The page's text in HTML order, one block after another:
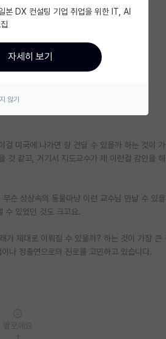
걸 미국에 나가면 잘 견딜 수 있을까 하는 것이
것 같고, 거기서 지도교수가 제 이런걸 감안을
슨 상상속의 동물마냥 이런 교수님 만날 수 있
수 있었던 것도 크고요.
가 제대로 이뤄질 수 있을까? 하는 것이 가장 큰
나 정출연으로의 진로를 고민하고 있습니다.
본 DX 컨설팅 기업 취업을 위한 IT, AI
자세히 보기
않기